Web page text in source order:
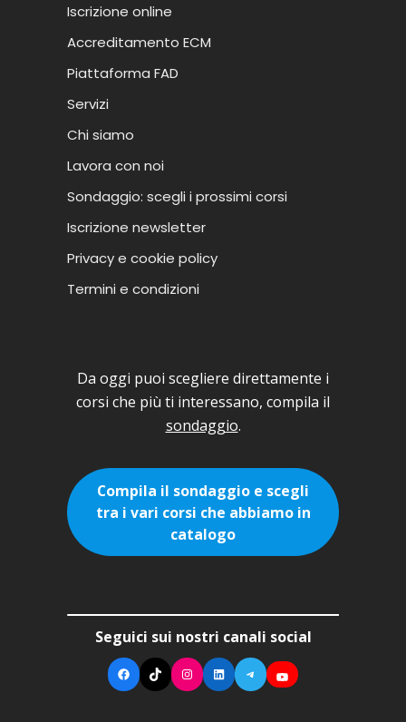
Iscrizione online
Accreditamento ECM
Piattaforma FAD
Servizi
Chi siamo
Lavora con noi
Sondaggio: scegli i prossimi corsi
Iscrizione newsletter
Privacy e cookie policy
Termini e condizioni
Da oggi puoi scegliere direttamente i
corsi che più ti interessano, compila il
sondaggio.
Compila il sondaggio e scegli
tra i vari corsi che abbiamo in
catalogo
Seguici sui nostri canali social